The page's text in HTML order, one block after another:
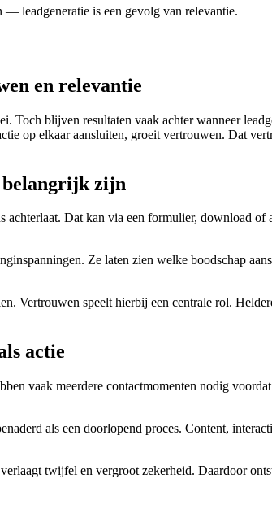
— leadgeneratie is een gevolg van relevantie.
en relevantie
Toch blijven resultaten vaak achter wanneer
op elkaar aansluiten, groeit vertrouwen. Dat
belangrijk zijn
achterlaat. Dat kan via een formulier, download
Ze laten zien welke boodschap
Vertrouwen speelt hierbij een centrale rol.
actie
vaak meerdere contactmomenten nodig
als een doorlopend proces. Content,
twijfel en vergroot zekerheid. Daardoor